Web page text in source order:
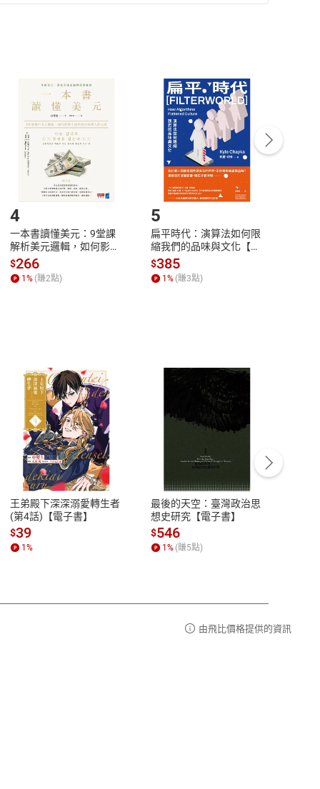
第2條第5款之規定，「非以有形媒介提供之數位
點選「瀏覽訂單明細」 「申請取消訂單/退
貨。
付款方式
Payment
完成訂單
Complete
號，下載書籍後看書
性
參
客服資訊
服務時間：週一到週五 10:00-12:00、
13:00-17:00 (國定假日及例假日休息)
客服電話：0080-1857077
4
一本書讀懂美元：9堂課
解析美元邏輯，如何影響
全球經濟和每個人的投資
【電子書】
$266
1% (賺2點)
5
扁平時代：演算法如何限
縮我們的品味與文化【電
子書】
$385
1% (賺3點)
王弟殿下深深溺愛轉生者
(第4話)【電子書】
$39
1%
最後的天空：臺灣政治思
想史研究【電子書】
$546
1% (賺5點)
由飛比價格提供的資訊